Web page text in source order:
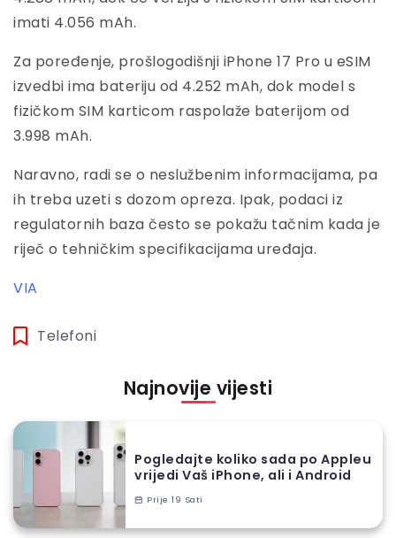
imati 4.056 mAh.
Za poređenje, prošlogodišnji iPhone 17 Pro u eSIM
izvedbi ima bateriju od 4.252 mAh, dok model s
fizičkom SIM karticom raspolaže baterijom od
3.998 mAh.
Naravno, radi se o neslužbenim informacijama, pa
ih treba uzeti s dozom opreza. Ipak, podaci iz
regulatornih baza često se pokažu tačnim kada je
riječ o tehničkim specifikacijama uređaja.
VIA
Telefoni
Najnovije vijesti
Pogledajte koliko sada po Appleu
vrijedi Vaš iPhone, ali i Android
Prije 19 Sati